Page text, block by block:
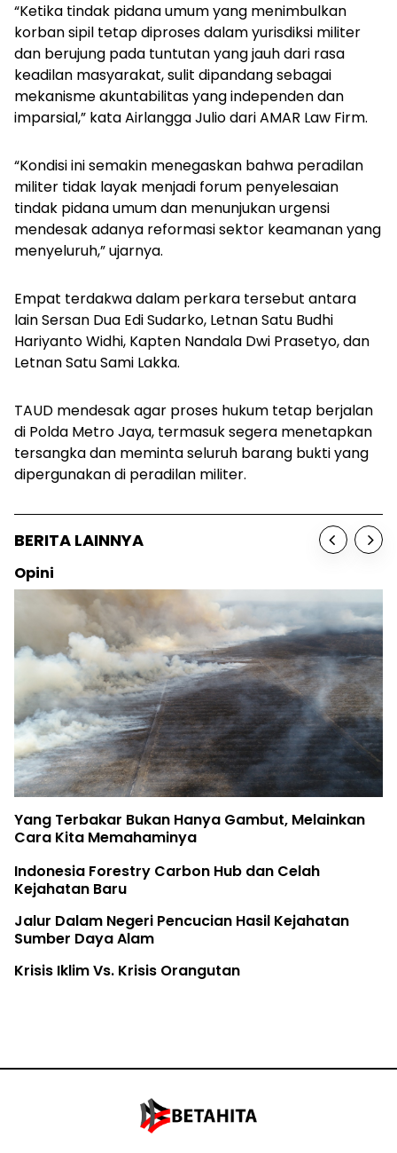
“Ketika tindak pidana umum yang menimbulkan
korban sipil tetap diproses dalam yurisdiksi militer
dan berujung pada tuntutan yang jauh dari rasa
keadilan masyarakat, sulit dipandang sebagai
mekanisme akuntabilitas yang independen dan
imparsial,” kata Airlangga Julio dari AMAR Law Firm.
“Kondisi ini semakin menegaskan bahwa peradilan
militer tidak layak menjadi forum penyelesaian
tindak pidana umum dan menunjukan urgensi
mendesak adanya reformasi sektor keamanan yang
menyeluruh,” ujarnya.
Empat terdakwa dalam perkara tersebut antara
lain Sersan Dua Edi Sudarko, Letnan Satu Budhi
Hariyanto Widhi, Kapten Nandala Dwi Prasetyo, dan
Letnan Satu Sami Lakka.
TAUD mendesak agar proses hukum tetap berjalan
di Polda Metro Jaya, termasuk segera menetapkan
tersangka dan meminta seluruh barang bukti yang
dipergunakan di peradilan militer.
BERITA LAINNYA
Opini
Yang Terbakar Bukan Hanya Gambut, Melainkan
Cara Kita Memahaminya
Indonesia Forestry Carbon Hub dan Celah
Kejahatan Baru
Jalur Dalam Negeri Pencucian Hasil Kejahatan
Sumber Daya Alam
Krisis Iklim Vs. Krisis Orangutan